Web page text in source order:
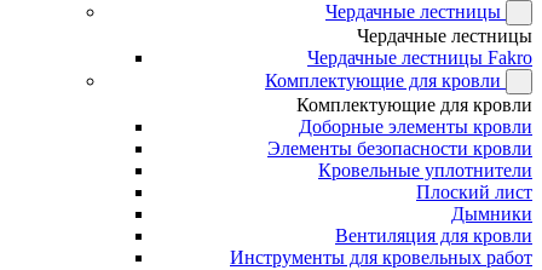
Чердачные лестницы
Чердачные лестницы
Чердачные лестницы Fakro
Комплектующие для кровли
Комплектующие для кровли
Доборные элементы кровли
Элементы безопасности кровли
Кровельные уплотнители
Плоский лист
Дымники
Вентиляция для кровли
Инструменты для кровельных работ